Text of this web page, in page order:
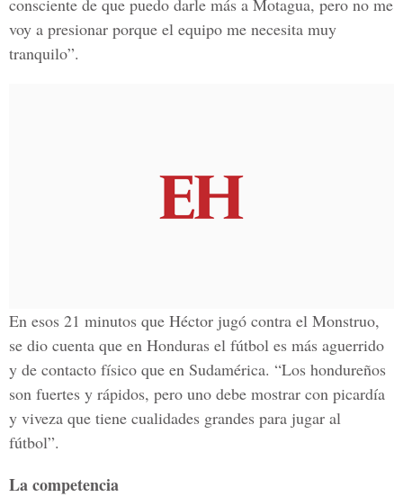
consciente de que puedo darle más a Motagua, pero no me
voy a presionar porque el equipo me necesita muy
tranquilo”.
En esos 21 minutos que Héctor jugó contra el Monstruo,
se dio cuenta que en Honduras el fútbol es más aguerrido
y de contacto físico que en Sudamérica. “Los hondureños
son fuertes y rápidos, pero uno debe mostrar con picardía
y viveza que tiene cualidades grandes para jugar al
fútbol”.
La competencia